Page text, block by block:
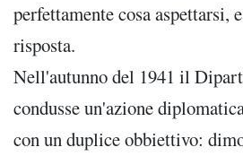
perfettamente cosa aspettarsi,
risposta.
Nell'autunno del 1941 il
condusse un'azione
con un duplice obbiettivo: